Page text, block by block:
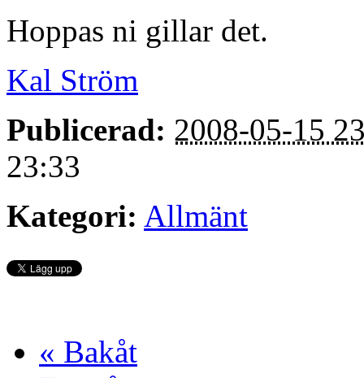
Hoppas ni gillar det.
Kal Ström
Publicerad: 2008-05-15
23:33
Kategori: Allmänt
« Bakåt